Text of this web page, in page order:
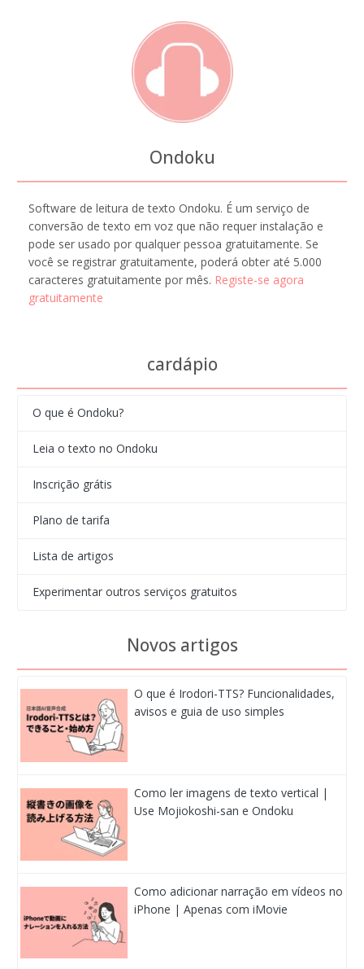
Ondoku
Software de leitura de texto Ondoku. É um serviço de
conversão de texto em voz que não requer instalação e
pode ser usado por qualquer pessoa gratuitamente. Se
você se registrar gratuitamente, poderá obter até 5.000
caracteres gratuitamente por mês. Registe-se agora
gratuitamente
cardápio
O que é Ondoku?
Leia o texto no Ondoku
Inscrição grátis
Plano de tarifa
Lista de artigos
Experimentar outros serviços gratuitos
Novos artigos
O que é Irodori-TTS? Funcionalidades,
avisos e guia de uso simples
Como ler imagens de texto vertical |
Use Mojiokoshi-san e Ondoku
Como adicionar narração em vídeos no
iPhone | Apenas com iMovie